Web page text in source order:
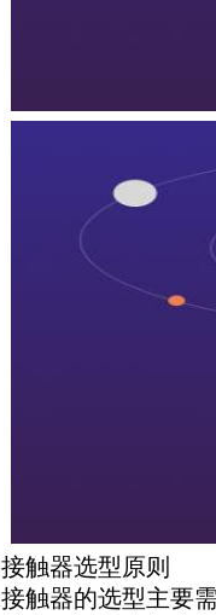
接触器选型原则
接触器的选型主要